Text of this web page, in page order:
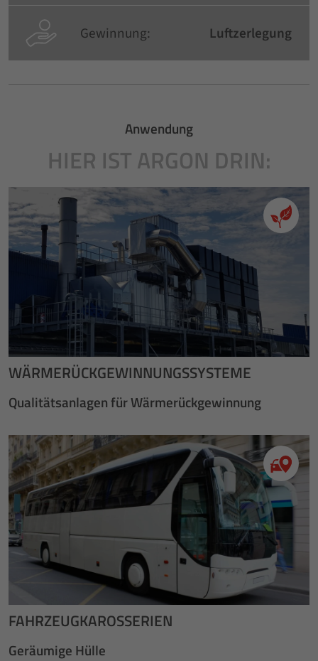
Gewinnung: Luftzerlegung
Anwendung
HIER IST ARGON DRIN:
WÄRMERÜCKGEWINNUNGSSYSTEME
Qualitätsanlagen für Wärmerückgewinnung
FAHRZEUGKAROSSERIEN
Geräumige Hülle